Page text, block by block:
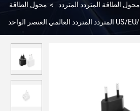
محول الطاقة المتردد المتردد > محول الطاقة
المتردد المتردد العالمي العنصر الواحد US/EU/UK/AU نوع القابس تحديث